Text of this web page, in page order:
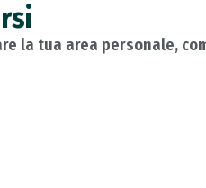
la tua area personale,